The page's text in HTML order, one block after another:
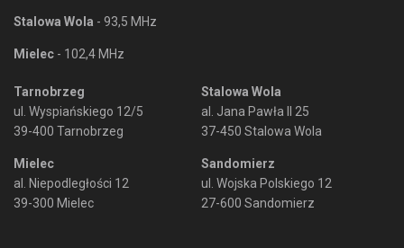
Stalowa Wola - 93,5 MHz
Mielec - 102,4 MHz
Tarnobrzeg
ul. Wyspiańskiego 12/5
39-400 Tarnobrzeg
Mielec
al. Niepodległości 12
39-300 Mielec
Stalowa Wola
al. Jana Pawła II 25
37-450 Stalowa Wola
Sandomierz
ul. Wojska Polskiego 12
27-600 Sandomierz